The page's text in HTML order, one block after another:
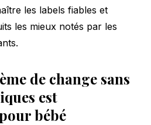
les labels fiables et
les mieux notés par les
de change sans
est
bébé